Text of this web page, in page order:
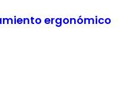
ergonómico